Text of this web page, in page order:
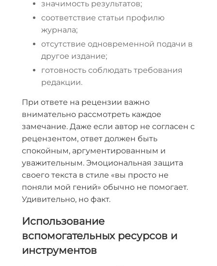
значимость результатов;
соответствие статьи профилю
журнала;
отсутствие одновременной подачи в
другое издание;
готовность соблюдать требования
редакции.
При ответе на рецензии важно
внимательно рассмотреть каждое
замечание. Даже если автор не согласен с
рецензентом, ответ должен быть
спокойным, аргументированным и
уважительным. Эмоциональная защита
своего текста в стиле «вы просто не
поняли мой гений» обычно не помогает.
Удивительно, но факт.
Использование
вспомогательных ресурсов и
инструментов